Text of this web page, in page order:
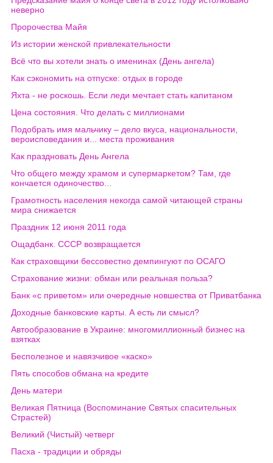
неверно
Пророчества Майя
Из истории женской привлекательности
Всё что вы хотели знать о именинах (День ангела)
Как сэкономить на отпуске: отдых в городе
Яхта - не роскошь. Если леди мечтает стать капитаном
Цена состояния. Что делать с миллионами
Подобрать имя мальчику – дело вкуса, национальности,
вероисповедания и... места проживания
Как праздновать День Ангела
Что общего между храмом и супермаркетом? Там, где
кончается одиночество...
Грамотность населения некогда самой читающей страны
мира снижается
Праздник 12 июня 2011 года
Ощадбанк. СССР возвращается
Как страховщики бессовестно демпингуют по ОСАГО
Страхование жизни: обман или реальная польза?
Банк «с приветом» или очередные новшества от Приватбанка
Доходные банковские карты. А есть ли смысл?
Автообразование в Украине: многомиллионный бизнес на
взятках
Бесполезное и навязчивое «каско»
Пять способов обмана на кредите
День матери
Великая Пятница (Воспоминание Святых спасительных
Страстей)
Великий (Чистый) четверг
Пасха - традиции и обряды